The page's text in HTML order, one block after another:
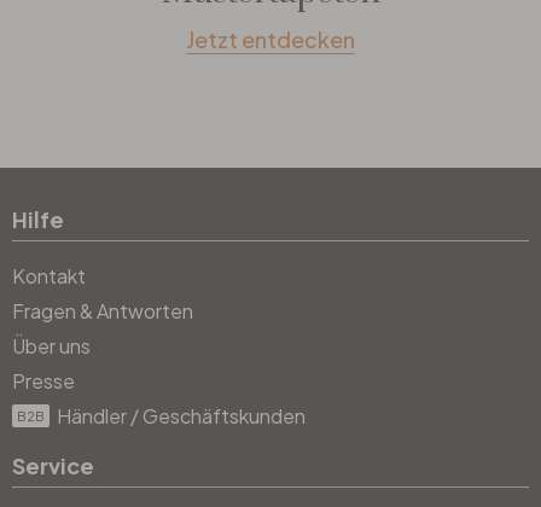
Jetzt entdecken
Hilfe
Kontakt
Fragen & Antworten
Über uns
Presse
B2B Händler / Geschäftskunden
Service